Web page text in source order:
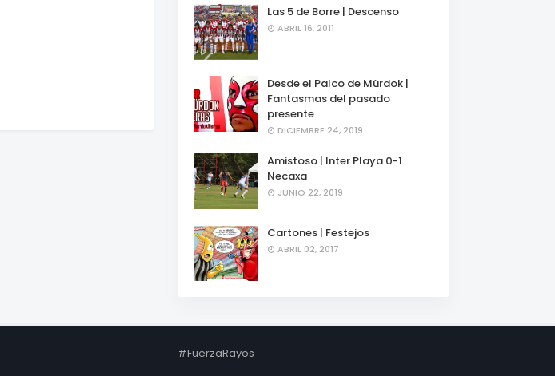
Las 5 de Borre | Descenso
ABRIL 16, 2011
Desde el Palco de Mürdok |
Fantasmas del pasado
presente
DICIEMBRE 24, 2019
Amistoso | Inter Playa 0-1
Necaxa
JUNIO 22, 2019
Cartones | Festejos
ABRIL 02, 2017
#FuerzaRayos